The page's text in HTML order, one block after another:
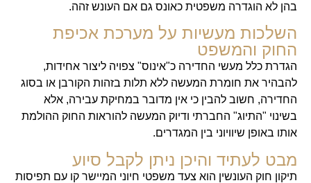
בהן לא הוגדרה משפטית כאונס גם אם העונש זהה.
השלכות מעשיות על מערכת אכיפת
החוק והמשפט
הגדרת כלל מעשי החדירה כ"אינוס" צפויה ליצור אחידות,
להבהיר את חומרת המעשה ללא תלות בזהות הקורבן או בסוג
החדירה, חשוב להבין כי אין מדובר במחיקת עבירה, אלא
בשינוי "התיוג" החברתי ודיוק המעשה להוראות החוק ההולמת
אותו באופן שיוויוני בין המגדרים.
מבט לעתיד והיכן ניתן לקבל סיוע
תיקון חוק העונשין הוא צעד משפטי חיוני המיישר קו עם תפיסות